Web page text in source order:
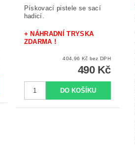
Pískovací pistele se sací
hadicí.
+ NÁHRADNÍ TRYSKA
ZDARMA !
404,96 Kč bez DPH
490 Kč